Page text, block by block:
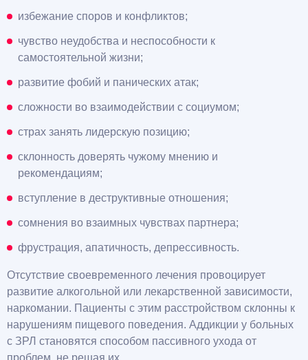
избежание споров и конфликтов;
чувство неудобства и неспособности к
самостоятельной жизни;
развитие фобий и панических атак;
сложности во взаимодействии с социумом;
страх занять лидерскую позицию;
склонность доверять чужому мнению и
рекомендациям;
вступление в деструктивные отношения;
сомнения во взаимных чувствах партнера;
фрустрация, апатичность, депрессивность.
Отсутствие своевременного лечения провоцирует
развитие алкогольной или лекарственной зависимости,
наркомании. Пациенты с этим расстройством склонны к
нарушениям пищевого поведения. Аддикции у больных
с ЗРЛ становятся способом пассивного ухода от
проблем, не решая их.